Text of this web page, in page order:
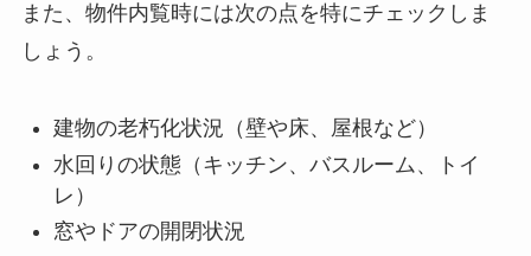
また、物件内覧時には次の点を特にチェックしま
しょう。
建物の老朽化状況（壁や床、屋根など）
水回りの状態（キッチン、バスルーム、トイ
レ）
窓やドアの開閉状況